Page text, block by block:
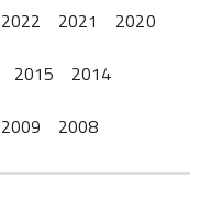
2022 2021
2020
2015
2014
2009 2008